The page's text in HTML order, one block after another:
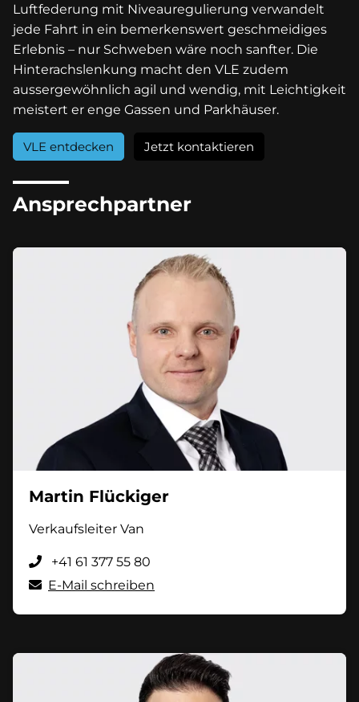
Luftfederung mit Niveauregulierung verwandelt
jede Fahrt in ein bemerkenswert geschmeidiges
Erlebnis – nur Schweben wäre noch sanfter. Die
Hinterachslenkung macht den VLE zudem
aussergewöhnlich agil und wendig, mit Leichtigkeit
meistert er enge Gassen und Parkhäuser.
VLE entdecken Jetzt kontaktieren
Ansprechpartner
Martin Flückiger
Verkaufsleiter Van
+41 61 377 55 80
E-Mail schreiben